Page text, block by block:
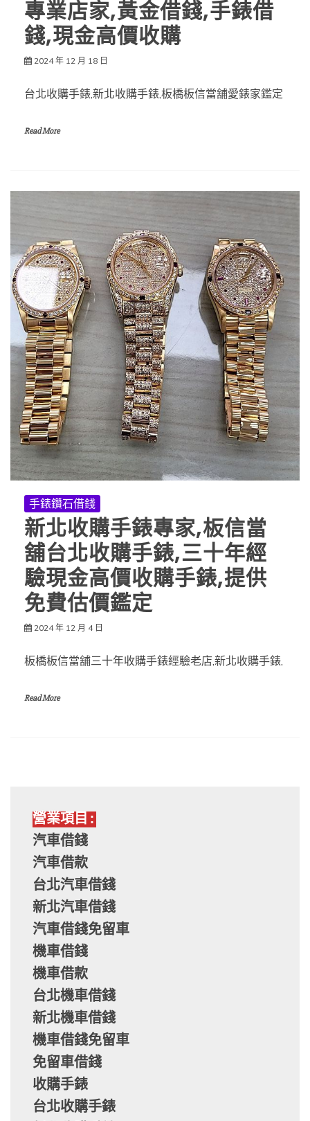
專業店家,黃金借錢,手錶借
錢,現金高價收購
2024 年 12 月 18 日
台北收購手錶,新北收購手錶,板橋板信當舖愛錶家鑑定
Read More
手錶鑽石借錢
新北收購手錶專家,板信當
舖台北收購手錶,三十年經
驗現金高價收購手錶,提供
免費估價鑑定
2024 年 12 月 4 日
板橋板信當舖三十年收購手錶經驗老店,新北收購手錶,
Read More
營業項目:
汽車借錢
汽車借款
台北汽車借錢
新北汽車借錢
汽車借錢免留車
機車借錢
機車借款
台北機車借錢
新北機車借錢
機車借錢免留車
免留車借錢
收購手錶
台北收購手錶